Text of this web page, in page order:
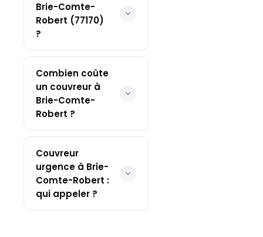
Brie-Comte-
Robert (77170)
?
Combien coûte
un couvreur à
Brie-Comte-
Robert ?
Couvreur
urgence à Brie-
Comte-Robert :
qui appeler ?